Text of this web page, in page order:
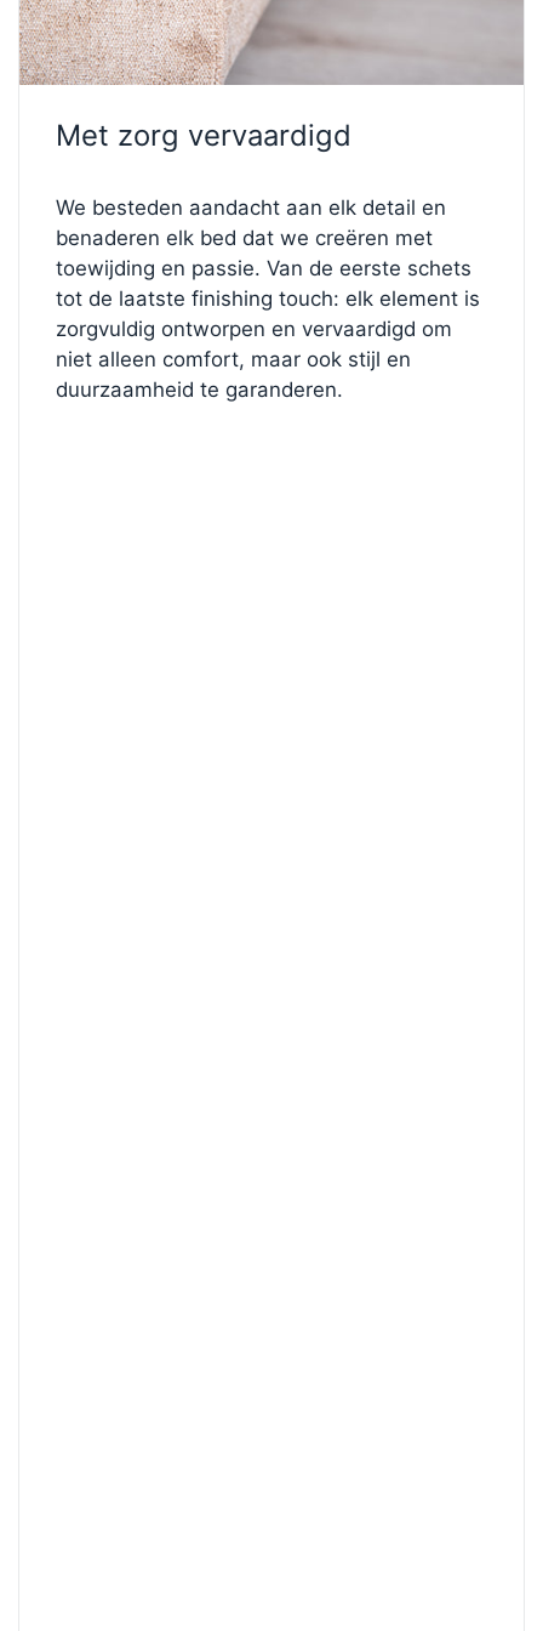
slaapoppervlak.
Het bed staat op minimalistischeFL0 zwevende
silhouet creëert en de illusie wekt van een bed dat
volledig stabiel blijft. Bekleed met onzeFine stof in
de elegante tint Azur, biedt het een zachte,
strakke afwerking met een subtiele glans, wat
frisheid en verfijning toevoegt aan uw ruimte.
Ontwerp jouw perfecte bed
Wilt u de kleur, het hoofdbord of het comfortniveau
wijzigen?
Met zorg vervaardigd
We besteden aandacht aan elk detail en
benaderen elk bed dat we creëren met
toewijding en passie. Van de eerste schets
tot de laatste finishing touch: elk element is
zorgvuldig ontworpen en vervaardigd om
niet alleen comfort, maar ook stijl en
duurzaamheid te garanderen.